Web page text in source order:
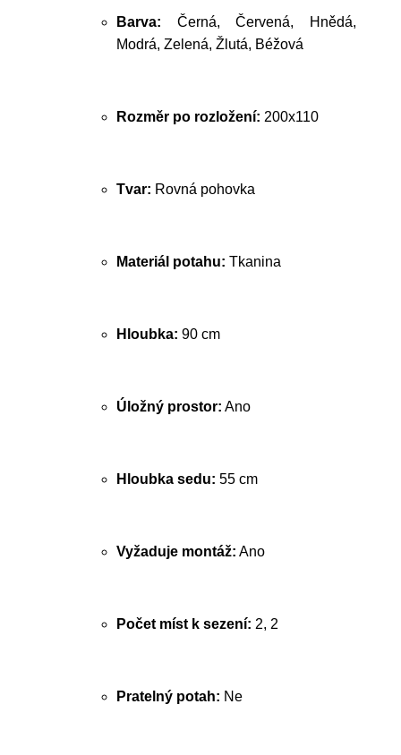
Barva: Černá, Červená, Hnědá,
Modrá, Zelená, Žlutá, Béžová
Rozměr po rozložení: 200x110
Tvar: Rovná pohovka
Materiál potahu: Tkanina
Hloubka: 90 cm
Úložný prostor: Ano
Hloubka sedu: 55 cm
Vyžaduje montáž: Ano
Počet míst k sezení: 2, 2
Pratelný potah: Ne